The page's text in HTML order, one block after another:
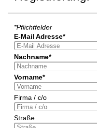
*Pflichtfelder
E-Mail Adresse*
Nachname*
Vorname*
Firma / c/o
Straße